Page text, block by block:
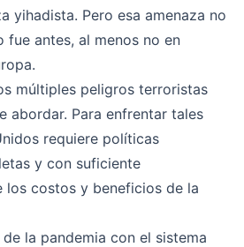
yihadista. Pero esa amenaza no
fue antes, al menos no en
múltiples peligros terroristas
abordar. Para enfrentar tales
requiere políticas
y con suficiente
los costos y beneficios de la
la pandemia con el sistema